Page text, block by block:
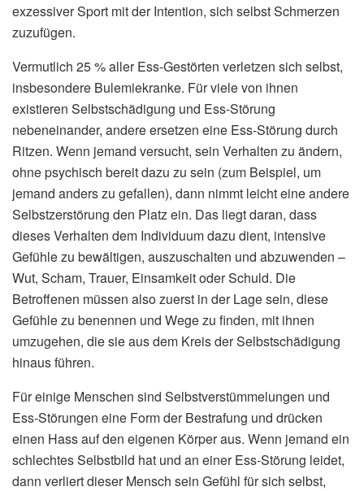
exzessiver Sport mit der Intention, sich selbst Schmerzen
zuzufügen.
Vermutlich 25 % aller Ess-Gestörten verletzen sich selbst,
insbesondere Bulemiekranke. Für viele von ihnen
existieren Selbstschädigung und Ess-Störung
nebeneinander, andere ersetzen eine Ess-Störung durch
Ritzen. Wenn jemand versucht, sein Verhalten zu ändern,
ohne psychisch bereit dazu zu sein (zum Beispiel, um
jemand anders zu gefallen), dann nimmt leicht eine andere
Selbstzerstörung den Platz ein. Das liegt daran, dass
dieses Verhalten dem Individuum dazu dient, intensive
Gefühle zu bewältigen, auszuschalten und abzuwenden –
Wut, Scham, Trauer, Einsamkeit oder Schuld. Die
Betroffenen müssen also zuerst in der Lage sein, diese
Gefühle zu benennen und Wege zu finden, mit ihnen
umzugehen, die sie aus dem Kreis der Selbstschädigung
hinaus führen.
Für einige Menschen sind Selbstverstümmelungen und
Ess-Störungen eine Form der Bestrafung und drücken
einen Hass auf den eigenen Körper aus. Wenn jemand ein
schlechtes Selbstbild hat und an einer Ess-Störung leidet,
dann verliert dieser Mensch sein Gefühl für sich selbst,